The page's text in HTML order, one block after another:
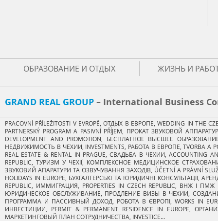
ОБРАЗОВАНИЕ И ОТДЫХ ЖИЗНЬ И
GRAND REAL GROUP​ – International Business
PRACOVNÍ PŘÍLEŽITOSTI V EVROPĚ, ОТДЫХ В ЕВРОПЕ, WEDDING IN
PARTNERSKÝ PROGRAM A PASIVNÍ PŘÍJEM, ПРОКАТ ЗВУКОВОЙ
DEVELOPMENT AND PROMOTION, БЕСПЛАТНОЕ ВЫСШЕЕ
НЕДВИЖИМОСТЬ В ЧЕХИИ, INVESTMENTS, РАБОТА В ЕВРОПЕ, TVORBA A
REAL ESTATE & RENTAL IN PRAGUE, СВАДЬБА В ЧЕХИИ,
REPUBLIC, ТУРИЗМ У ЧЕХІЇ, КОМПЛЕКСНОЕ МЕДИЦИНСКОЕ
ЗВУКОВИЙ АПАРАТУРИ ТА ОЗВУЧУВАННЯ ЗАХОДІВ, ÚČETNÍ A PRÁVNÍ
HOLIDAYS IN EUROPE, БУХГАЛТЕРСЬКІ ТА ЮРИДИЧНІ КОНСУЛЬТАЦІЇ,
REPUBLIC, ИММИГРАЦИЯ, PROPERTIES IN CZECH REPUBLIC, ВНЖ І
ЮРИДИЧЕСКОЕ ОБСЛУЖИВАНИЕ, ПРОДЛЕНИЕ ВИЗЫ В ЧЕХИИ, СОЗДАНИЕ
ПРОГРАММА И ПАССИВНЫЙ ДОХОД, РОБОТА В ЄВРОПІ, WORKS IN
ИНВЕСТИЦИИ, PERMIT & PERMANENT RESIDENCE IN EUROPE,
МАРКЕТИНГОВЫЙ ПЛАН СОТРУДНИЧЕСТВА, INVESTICE…